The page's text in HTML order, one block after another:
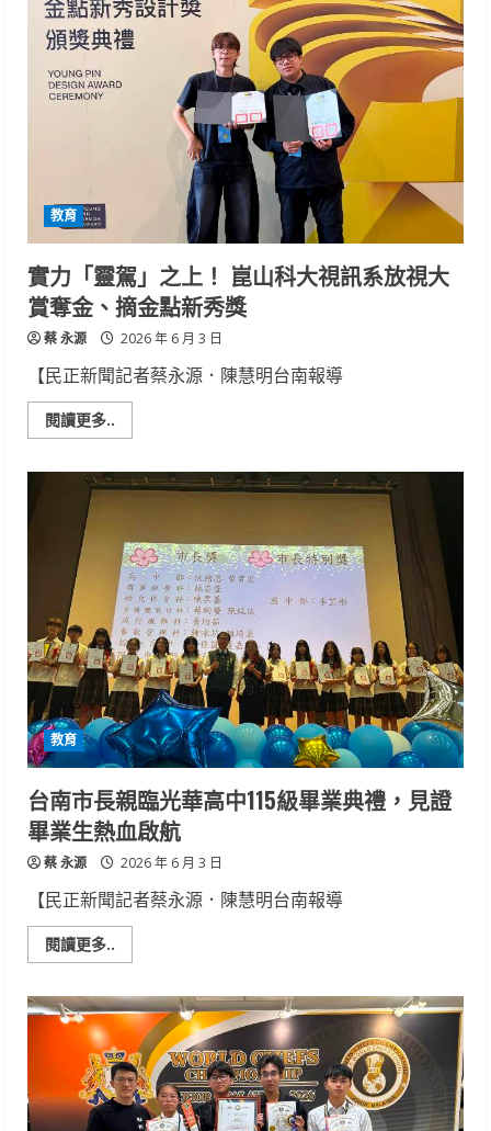
年
度
特
教
育
醫
事
科
大
獲
近
130
元
72
位
身
心
奮
發
向
學
精
神
可
佩
教育
實力「靈駕」之上！ 崑山科大視訊系放視大
賞奪金、摘金點新秀獎
蔡 永源 2026 年 6 月 3 日
【民正新聞記者蔡永源．陳慧明台南報導
閱讀更多..
more
力
「靈
上！
崑
山
科
大
視
訊
系
放
視
大
賞
奪
金、
摘
金
點
新
秀
獎
教育
台南市長親臨光華高中115級畢業典禮，見證
畢業生熱血啟航
蔡 永源 2026 年 6 月 3 日
【民正新聞記者蔡永源．陳慧明台南報導
閱讀更多..
more
南
市
長
親
臨
光
華
高